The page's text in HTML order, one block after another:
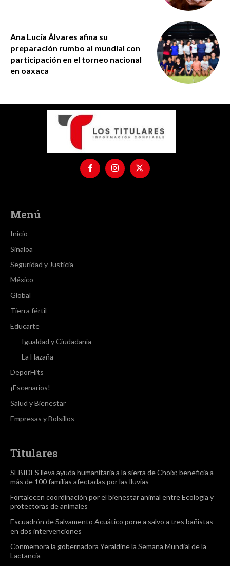
Ana Lucía Álvares afina su
preparación rumbo al mundial con
participación en el torneo nacional
en oaxaca
Menú
Inicio
Sinaloa
Seguridad y Justicia
México
Global
Tierra fértil
Educarte
Igualdad y Ciudadanía
La Hazaña
DeporHits
¡Escenarios!
Salud y Bienestar
Empresas y Bolsillos
Titulares
SEBIDES lleva ayuda humanitaria a la sierra de Choix; beneficia a
más de 100 familias afectadas por las lluvias
Fortalecen coordinación por el bienestar animal entre Ecología y
protectoras de animales
Escuadrón de Salvamento Acuático pone a salvo a tres bañistas
en dos intervenciones
Conmemora la gobernadora Yeraldine la Semana Mundial de la
Lactancia